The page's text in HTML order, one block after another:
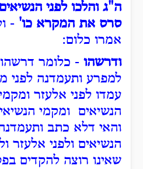
ה"ג והלכו לפני
סרס את המקרא כו' -
אמרו כלום:
ודרשהו - כלומר
למפרע ותעמדנה לפני
עמדו לפני אלעזר
הנשיאים ומקמי
והאי דלא כתב
הנשיאים ולפני אלעזר
שאינו רוצה להקדים